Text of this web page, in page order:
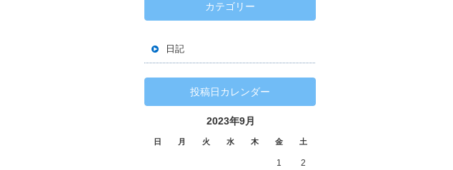
カテゴリー
日記
投稿日カレンダー
2023年9月
日 月 火 水 木 金 土
1 2